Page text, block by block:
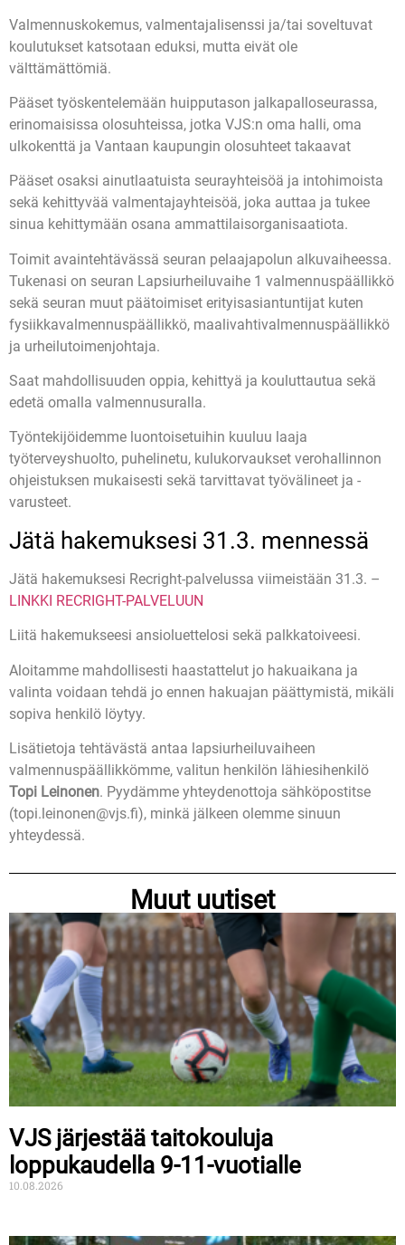
Valmennuskokemus, valmentajalisenssi ja/tai soveltuvat
koulutukset katsotaan eduksi, mutta eivät ole
välttämättömiä.
Pääset työskentelemään huipputason jalkapalloseurassa,
erinomaisissa olosuhteissa, jotka VJS:n oma halli, oma
ulkokenttä ja Vantaan kaupungin olosuhteet takaavat
Pääset osaksi ainutlaatuista seurayhteisöä ja intohimoista
sekä kehittyvää valmentajayhteisöä, joka auttaa ja tukee
sinua kehittymään osana ammattilaisorganisaatiota.
Toimit avaintehtävässä seuran pelaajapolun alkuvaiheessa.
Tukenasi on seuran Lapsiurheiluvaihe 1 valmennuspäällikkö
sekä seuran muut päätoimiset erityisasiantuntijat kuten
fysiikkavalmennuspäällikkö, maalivahtivalmennuspäällikkö
ja urheilutoimenjohtaja.
Saat mahdollisuuden oppia, kehittyä ja kouluttautua sekä
edetä omalla valmennusuralla.
Työntekijöidemme luontoisetuihin kuuluu laaja
työterveyshuolto, puhelinetu, kulukorvaukset verohallinnon
ohjeistuksen mukaisesti sekä tarvittavat työvälineet ja -
varusteet.
Jätä hakemuksesi 31.3. mennessä
Jätä hakemuksesi Recright-palvelussa viimeistään 31.3. –
LINKKI RECRIGHT-PALVELUUN
Liitä hakemukseesi ansioluettelosi sekä palkkatoiveesi.
Aloitamme mahdollisesti haastattelut jo hakuaikana ja
valinta voidaan tehdä jo ennen hakuajan päättymistä, mikäli
sopiva henkilö löytyy.
Lisätietoja tehtävästä antaa lapsiurheiluvaiheen
valmennuspäällikkömme, valitun henkilön lähiesihenkilö
Topi Leinonen. Pyydämme yhteydenottoja sähköpostitse
(topi.leinonen@vjs.fi), minkä jälkeen olemme sinuun
yhteydessä.
Muut uutiset
VJS järjestää taitokouluja
loppukaudella 9-11-vuotialle
10.08.2026